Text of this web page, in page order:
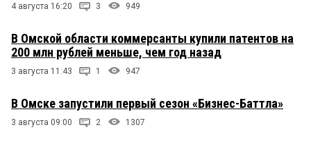
4 августа 16:20 3 949
В Омской области коммерсанты купили патентов на
200 млн рублей меньше, чем год назад
3 августа 11:43 1 947
В Омске запустили первый сезон «Бизнес-Баттла»
3 августа 09:00 2 1307